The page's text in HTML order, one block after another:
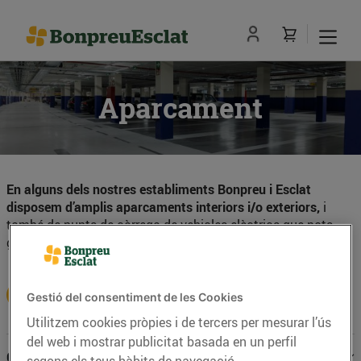
Aparcament
En alguns dels nostres establiments Bonpreu i Esclat
disposem d’amplis aparcaments interiors i/o exteriors, i
també de punts de càrrega de vehicles elèctrics que pots
gaudir mentre fas la teva compra.
Consulta la disponibilitat del servei
Gestió del consentiment de les Cookies
Utilitzem cookies pròpies i de tercers per mesurar l’ús
del web i mostrar publicitat basada en un perfil